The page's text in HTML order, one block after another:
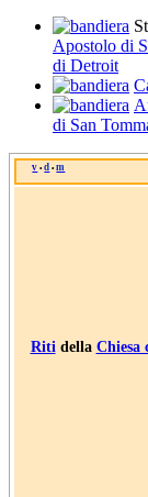
Apostolo di
di Detroit
di San
v • d • m
Ritidella Chiesa